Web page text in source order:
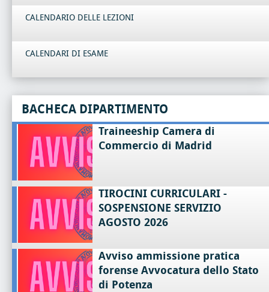
CALENDARIO DELLE LEZIONI
CALENDARI DI ESAME
BACHECA DIPARTIMENTO
Traineeship Camera di
Commercio di Madrid
TIROCINI CURRICULARI -
SOSPENSIONE SERVIZIO
AGOSTO 2026
Avviso ammissione pratica
forense Avvocatura dello Stato
di Potenza